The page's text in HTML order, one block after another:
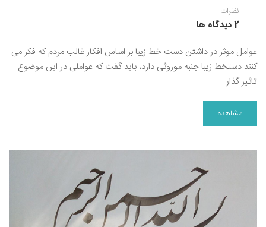
نظرات
2 دیدگاه ها
عوامل موثر در داشتن دست خط زیبا بر اساس افکار غالب مردم که فکر می
کنند دستخط زیبا جنبه موروثی دارد، باید گفت که عواملی در این موضوع
تاثیر گذار …
مشاهده